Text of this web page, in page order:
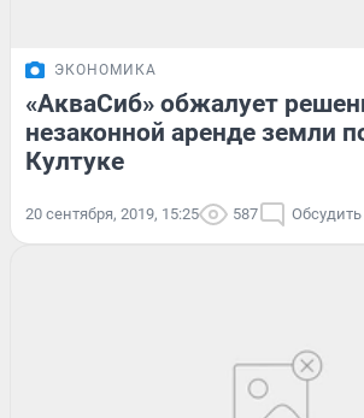
ЭКОНОМИКА
«АкваСиб» обжалует
незаконной аренде земли
Култуке
20 сентября, 2019, 15:25 587 Обсудить